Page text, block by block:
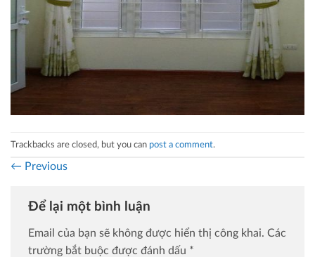
Trackbacks are closed, but you can post a comment.
← Previous
Để lại một bình luận
Email của bạn sẽ không được hiển thị công khai. Các
trường bắt buộc được đánh dấu *